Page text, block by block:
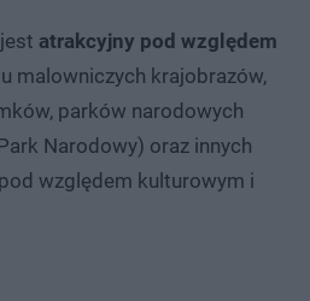
atrakcyjny pod względem
malowniczych krajobrazów,
parków narodowych
Narodowy) oraz innych
względem kulturowym i